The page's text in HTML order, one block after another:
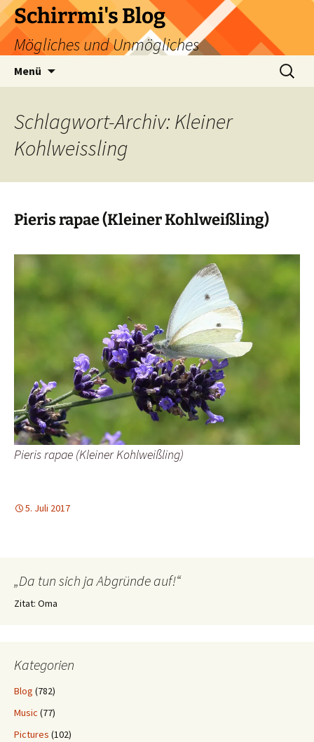
Zum
Inhalt
springen
Schirrmi's Blog
Mögliches und Unmögliches
Menü
Suchen
nach:
Schlagwort-Archiv: Kleiner
Kohlweissling
Pieris rapae (Kleiner Kohlweißling)
Pieris rapae (Kleiner Kohlweißling)
5. Juli 2017
„Da tun sich ja Abgründe auf!“
Zitat: Oma
Kategorien
Blog (782)
Music (77)
Pictures (102)